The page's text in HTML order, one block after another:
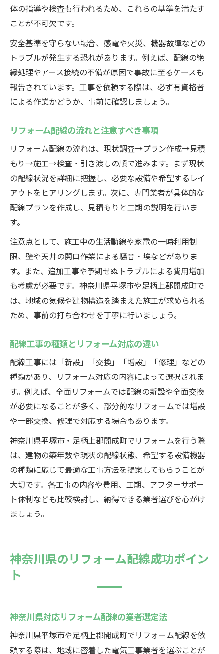
体の指導や検査も行われるため、これらの基準を満たす
ことが不可欠です。
安全基準を守らない場合、感電や火災、機器故障などの
トラブルが発生する恐れがあります。例えば、配線の絶
縁処理やアース接続の不備が原因で事故に至るケースも
報告されています。工事を依頼する際は、必ず有資格者
による作業かどうか、事前に確認しましょう。
リフォーム配線の流れと注意すべき事項
リフォーム配線の流れは、現状調査→プラン作成→見積
もり→施工→検査・引き渡しの順で進みます。まず現状
の配線状況を詳細に把握し、必要な設備や希望するレイ
アウトをヒアリングします。次に、専門業者が具体的な
配線プランを作成し、見積もりと工期の説明を行いま
す。
注意点として、施工中の生活動線や家電の一時利用制
限、壁や天井の開口作業による騒音・埃などがありま
す。また、追加工事や予期せぬトラブルによる費用増加
も考慮が必要です。神奈川県平塚市や足柄上郡開成町で
は、地域の気候や建物構造を踏まえた施工が求められる
ため、事前の打ち合わせを丁寧に行いましょう。
配線工事の種類とリフォーム対応の違い
配線工事には「新設」「交換」「増設」「修理」などの
種類があり、リフォーム対応の内容によって選択されま
す。例えば、全面リフォームでは配線の新設や全面交換
が必要になることが多く、部分的なリフォームでは増設
や一部交換、修理で対応する場合もあります。
神奈川県平塚市・足柄上郡開成町でリフォームを行う際
は、建物の築年数や現状の配線状態、希望する設備機器
の種類に応じて最適な工事方法を提案してもらうことが
大切です。各工事の内容や費用、工期、アフターサポー
ト体制なども比較検討し、納得できる業者選びを心がけ
ましょう。
神奈川県のリフォーム配線成功ポイン
ト
神奈川県対応リフォーム配線の業者選定法
神奈川県平塚市や足柄上郡開成町でリフォーム配線を依
頼する際は、地域に密着した電気工事業者を選ぶことが